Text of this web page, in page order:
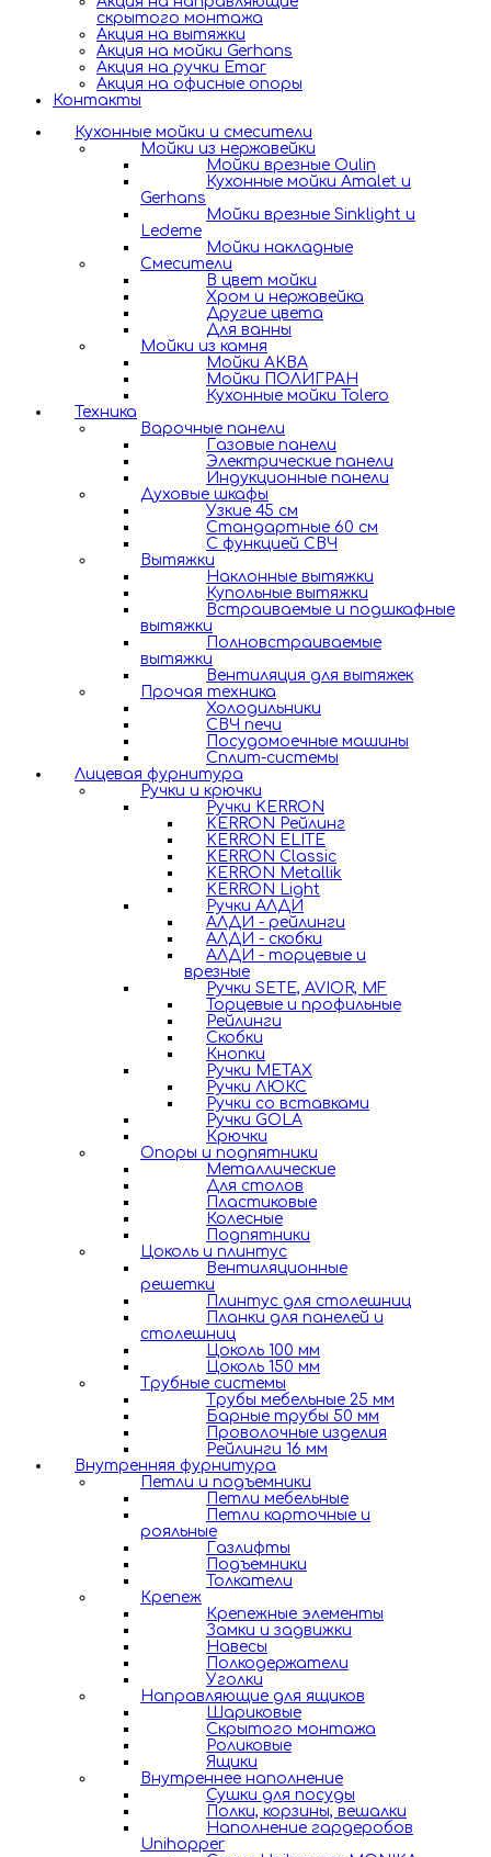
скрытого монтажа
Акция на вытяжки
Акция на мойки Gerhans
Акция на ручки Emar
Акция на офисные опоры
Контакты
Кухонные мойки и смесители
Мойки из нержавейки
Мойки врезные Oulin
Кухонные мойки Amalet и
Gerhans
Мойки врезные Sinklight и
Ledeme
Мойки накладные
Смесители
В цвет мойки
Хром и нержавейка
Другие цвета
Для ванны
Мойки из камня
Мойки АКВА
Мойки ПОЛИГРАН
Кухонные мойки Tolero
Техника
Варочные панели
Газовые панели
Электрические панели
Индукционные панели
Духовые шкафы
Узкие 45 см
Стандартные 60 см
С функцией СВЧ
Вытяжки
Наклонные вытяжки
Купольные вытяжки
Встраиваемые и подшкафные
вытяжки
Полновстраиваемые
вытяжки
Вентиляция для вытяжек
Прочая техника
Холодильники
СВЧ печи
Посудомоечные машины
Сплит-системы
Лицевая фурнитура
Ручки и крючки
Ручки KERRON
KERRON Рейлинг
KERRON ELITE
KERRON Classic
KERRON Metallik
KERRON Light
Ручки АЛДИ
АЛДИ - рейлинги
АЛДИ - скобки
АЛДИ - торцевые и
врезные
Ручки SETE, AVIOR, MF
Торцевые и профильные
Рейлинги
Скобки
Кнопки
Ручки METAX
Ручки ЛЮКС
Ручки со вставками
Ручки GOLA
Крючки
Опоры и подпятники
Металлические
Для столов
Пластиковые
Колесные
Подпятники
Цоколь и плинтус
Вентиляционные
решетки
Плинтус для столешниц
Планки для панелей и
столешниц
Цоколь 100 мм
Цоколь 150 мм
Трубные системы
Трубы мебельные 25 мм
Барные трубы 50 мм
Проволочные изделия
Рейлинги 16 мм
Внутренняя фурнитура
Петли и подъемники
Петли мебельные
Петли карточные и
рояльные
Газлифты
Подъемники
Толкатели
Крепеж
Крепежные элементы
Замки и задвижки
Навесы
Полкодержатели
Уголки
Направляющие для ящиков
Шариковые
Скрытого монтажа
Роликовые
Ящики
Внутреннее наполнение
Сушки для посуды
Полки, корзины, вешалки
Наполнение гардеробов
Unihopper